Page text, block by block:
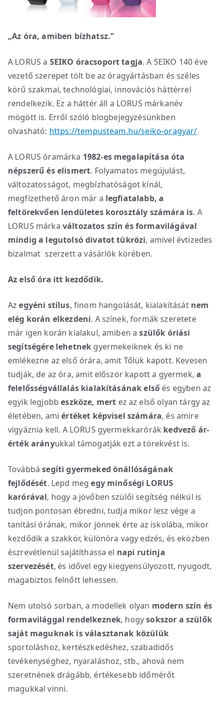
„Az óra, amiben bízhatsz.”
A LORUS a SEIKO óracsoport tagja. A SEIKO 140 éve
vezető szerepet tölt be az óragyártásban és széles
körű szakmai, technológiai, innovációs háttérrel
rendelkezik. Ez a háttér áll a LORUS márkanév
mögött is. Erről szóló blogbejegyzésünkben
olvasható: https://tempusteam.hu/seiko-oragyar/
A LORUS óramárka 1982-es megalapítása óta
népszerű és elismert. Folyamatos megújulást,
változatosságot, megbízhatóságot kínál,
megfizethető áron már a legfiatalabb, a
feltörekvően lendületes korosztály számára is. A
LORUS márka változatos szín és formavilágával
mindig a legutolsó divatot tükrözi, amivel évtizedes
bizalmat szerzett a vásárlók körében.
Az első óra itt kezdődik.
Azegyéni stílus, finom hangolását, kialakítását nem
elég korán elkezdeni. A színek, formák szeretete
már igen korán kialakul, amiben aszülők óriási
segítségére lehetnek gyermekeiknek és ki ne
emlékezne az első órára, amit Tőlük kapott. Kevesen
tudják, de az óra, amit először kapott a gyermek,a
felelősségvállalás kialakításának első és egyben az
egyik legjobbeszköze, mert ez az első olyan tárgy az
életében, amiértéket képvisel számára, és amire
vigyáznia kell. A LORUS gyermekkarórák kedvező ár-
érték arányukkal támogatják ezt a törekvést is.
Továbbásegíti gyermeked önállóságának
fejlődését. Lepd megegy minőségi LORUS
karórával, hogy a jövőben szülői segítség nélkül is
tudjon pontosan ébredni, tudja mikor lesz vége a
tanítási órának, mikor jönnek érte az iskolába, mikor
kezdődik a szakkör, különóra vagy edzés, és eközben
észrevétlenül sajátíthassa el napi rutinja
szervezését, és idővel egy kiegyensúlyozott, nyugodt,
magabiztos felnőtt lehessen.
Nem utolsó sorban, a modellek olyan modern szín és
formavilággal rendelkeznek, hogysokszor a szülők
saját maguknak is választanak közülük
sportoláshoz, kertészkedéshez, szabadidős
tevékenységhez, nyaraláshoz, stb., ahová nem
szeretnének drágább, értékesebb időmérőt
magukkal vinni.